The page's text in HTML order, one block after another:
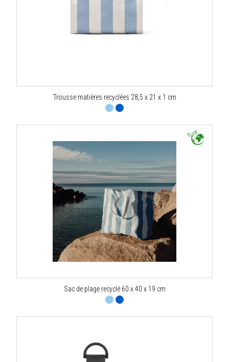
Trousse matières recyclées 28,5 x 21 x 1 cm
Sac de plage recyclé 60 x 40 x 19 cm